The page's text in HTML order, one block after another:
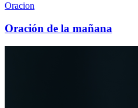
Oracion
Oración de la mañana